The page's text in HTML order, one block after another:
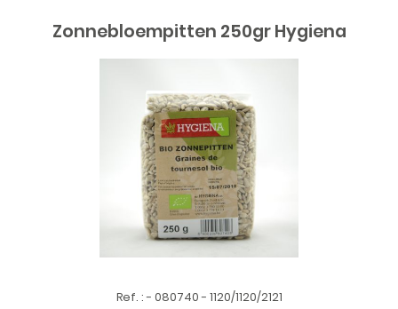
Zonnebloempitten 250gr Hygiena
Ref. : - 080740 - 1120/1120/2121